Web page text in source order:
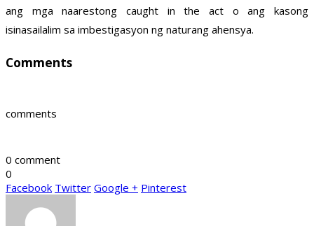
ang mga naarestong caught in the act o ang kasong
isinasailalim sa imbestigasyon ng naturang ahensya.
Comments
comments
0 comment
0
Facebook Twitter Google + Pinterest